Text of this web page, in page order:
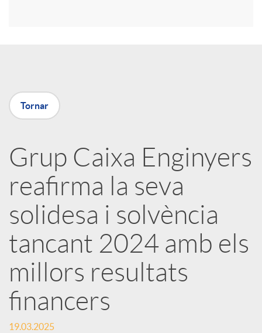
X
r
x
e
s
S
Tornar
Grup Caixa Enginyers
reafirma la seva
solidesa i solvència
tancant 2024 amb els
millors resultats
financers
19.03.2025